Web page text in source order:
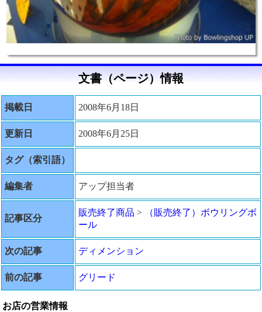
文書（ページ）情報
掲載日 2008年6月18日
更新日 2008年6月25日
タグ（索引語）
編集者 アップ担当者
記事区分
販売終了商品 >
（販売終了）ボウリングボ
ール
次の記事 ディメンション
前の記事 グリード
お店の営業情報